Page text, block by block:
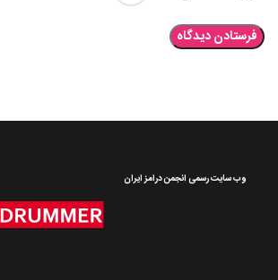
وب سایت رسمی انجمن درامز ایران